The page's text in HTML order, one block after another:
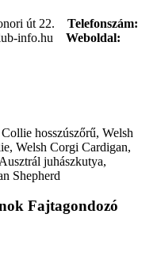
út 22. Telefonszám:
info.hu
Weboldal:
hosszúszőrű, Welsh
Welsh Corgi Cardigan,
juhászkutya,
Shepherd
Fajtagondozó